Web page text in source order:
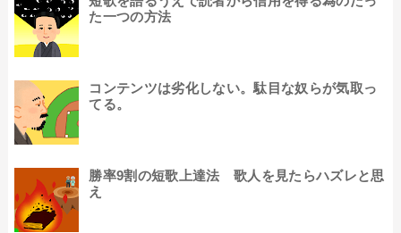
た一つの方法
コンテンツは劣化しない。駄目な奴らが気取っ
てる。
勝率9割の短歌上達法 歌人を見たらハズレと思
え